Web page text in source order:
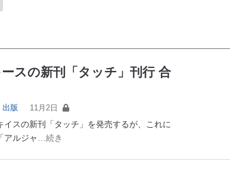
スの新刊「タッチ」刊行 合
出版 11月2日
スの新刊「タッチ」を発売するが、これに
アルジャ
…続き